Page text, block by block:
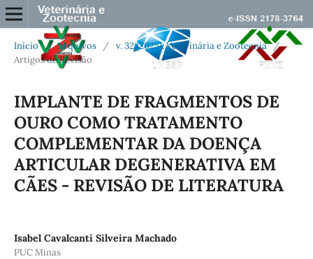
Início / Arquivos / v. 32 (2025): Veterinária e Zootecnia /
Artigos de Revisão
IMPLANTE DE FRAGMENTOS DE
OURO COMO TRATAMENTO
COMPLEMENTAR DA DOENÇA
ARTICULAR DEGENERATIVA EM
CÃES - REVISÃO DE LITERATURA
Isabel Cavalcanti Silveira Machado
PUC Minas